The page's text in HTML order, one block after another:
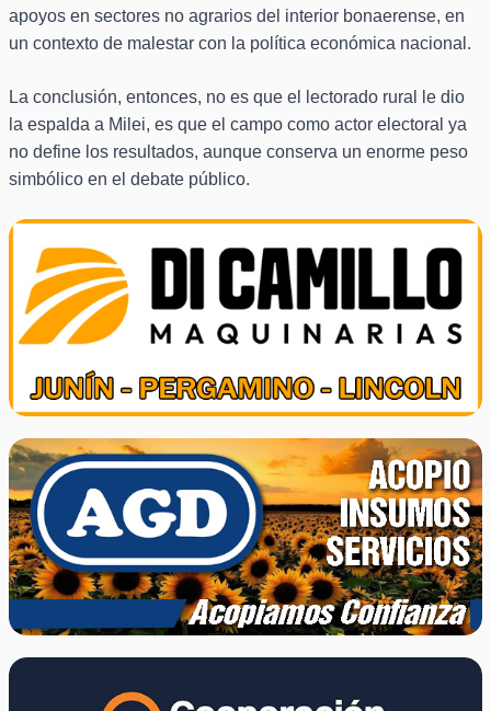
apoyos en sectores no agrarios del interior bonaerense, en
un contexto de malestar con la política económica nacional.
La conclusión, entonces, no es que el lectorado rural le dio
la espalda a Milei, es que el campo como actor electoral ya
no define los resultados, aunque conserva un enorme peso
simbólico en el debate público.